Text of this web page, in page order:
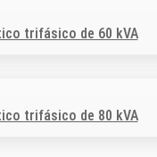
trifásico de 60 kVA
trifásico de 80 kVA